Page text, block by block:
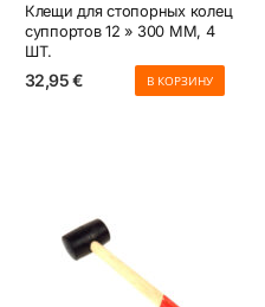
Клещи для стопорных колец
суппортов 12 » 300 ММ, 4
ШТ.
32,95€ В КОРЗИНУ